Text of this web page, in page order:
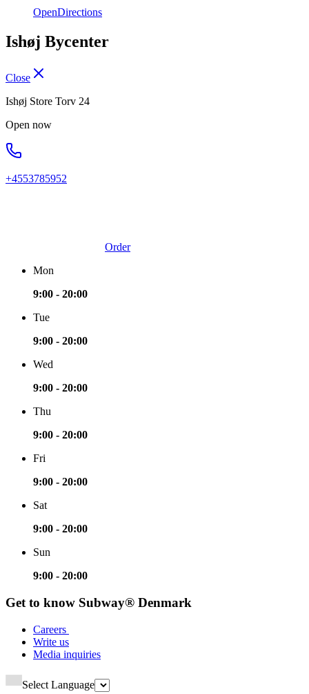
OpenDirections
Ishøj Bycenter
Close
Ishøj Store Torv 24
Open now
+4553785952
Order
Mon
9:00 - 20:00
Tue
9:00 - 20:00
Wed
9:00 - 20:00
Thu
9:00 - 20:00
Fri
9:00 - 20:00
Sat
9:00 - 20:00
Sun
9:00 - 20:00
Get to know Subway® Denmark​​​​‌ ‍ ​‍​‍‌‍ ‌ ​‍‌‍‍‌‌‍‌ ‌‍‍‌‌‍ ‍​‍​‍​ ‍‍​‍​‍‌ ​ ‌‍​‌‌‍ ‍‌‍‍‌‌ ‌​‌ ‍‌​‍ ‍‌‍‍‌‌‍ ​‍​‍​‍ ​​‍​‍‌‍‍​‌ ​‍‌‍‌‌‌‍‌‍​‍​‍​ ‍‍​‍​‍‌‍‍​‌ ‌​‌ ‌​‌ ​​‌ ​ ​ ‍‍​‍ ​‍ ‌‍ ‍‌‍ ‌ ​‍‌‍‌​‌‍‍‌‌‍​ ​‍ ‌‌‍​‍‌‍‍‌‌ ‌​‌‍‌‌‌ ​ ​‍ ‌‌‍‌ ‌ ​‍‌‍ ‌ ‌‌‌ ​​​‍ ‌‌ ​ ‌ ‌​‌ ‌‌‌‍‌​‌‍‍‌‌‍ ​‍ ‍‌ ‌‍‌‍‌‌‌ ​‍‌‍​ ‌‍‌‌‌‍ ​​‍ ‍‌‍​‌‌ ​​‌ ​​​‍ ‌‍‍‌‌‍ ‍‌ ‌​‌‍‌‌‌‍ ‍‌ ‌​​‍ ‌‍‌‌‌‍‌​‌‍‍‌‌ ‌​​‍ ‌‍ ‌‌‍ ‌‍‌​‌‍‌‌​ ‌‌ ​​‌ ​‍‌‍‌‌‌ ​ ‌‍‌‌‌‍ ‍‌ ‌​‌‍​‌‌ ‌​‌‍‍‌‌‍ ‌‍ ‍​ ‍ ‌‍‍‌‌‍‌​​ ‌​ ‌‍​ ​ ‌‍‌​​ ‌‌​ ​ ‌‍​‍​ ​‌​ ​​​‍ ‌​ ​‍​ ​‌​ ‌‌​ ​​​‍ ‌​ ‌​‌‍​ ‌‍​ ​ ​​​‍ ‌​ ‍​‌‍‌‌​ ‍‌​ ​‍​‍ ‌​ ‌ ‌‍‌‌​ ​‍​ ​‌​ ​‍​ ​ ​ ​ ‌‍‌‍‌‍​‍​ ‌‌​ ‍​‌‍​‌​ ‍ ‌ ‌​‌ ‍‌‌ ​​‌‍‌‌​ ‌‌ ‌ ‌‍‌‌‌‍​‍‌ ​ ‌‍‍‌‌ ‌​‌‍‌‌‌​‌‍‌‍ ‌‍ ‌ ‌​‌‍‌‌‌ ​‍​ ‍ ‌ ​​‌‍​‌‌ ‌​‌‍‍​​ ‌‌ ‌​‌‍‍‌‌ ‌​‌‍ ​‌‍‌‌​‍‌‌​ ‌‌‌​​‍‌‌ ‌‍‍ ‌‍‌‌‌ ‍‌​‍‌‌​ ​ ‌​‌​​‍‌‌​ ​ ‌​‌​​‍‌‌​ ​‍​ ​‍‌‍‌‌‌‍ ‍​‍‌‌​ ​‍​ ​‍​‍‌‌​ ‌‌‌​‌​​‍ ‍‌ ‌‍‌‍​‌‌‍ ​‌ ‌‌‌‍‌‌​ ‌‍​‍‌‍​‌‌ ​ ‌‍‌‌‌‌‌‌‌ ​‍‌‍ ​​ ‌‌‍‍​‌ ‌​‌ ‌​‌ ​​‌ ​ ​‍‌‌​ ​ ‌​​‌​‍‌‌​ ​‍‌​‌‍​‍‌‌​ ​‍‌​‌‍‌‍ ‍‌‍ ‌ ​‍‌‍‌​‌‍‍‌‌‍​ ​‍ ‌‌‍​‍‌‍‍‌‌ ‌​‌‍‌‌‌ ​ ​‍ ‌‌‍‌ ‌ ​‍‌‍ ‌ ‌‌‌ ​​​‍ ‌‌ ​ ‌ ‌​‌ ‌‌‌‍‌​‌‍‍‌‌‍ ​‍ ‍‌ ‌‍‌‍‌‌‌ ​‍‌‍​ ‌‍‌‌‌‍ ​​‍ ‍‌‍​‌‌ ​​‌ ​​​‍‌‍‌‍‍‌‌‍‌​​ ‌​ ‌‍​ ​ ‌‍‌​​ ‌‌​ ​ ‌‍​‍​ ​‌​ ​​​‍ ‌​ ​‍​ ​‌​ ‌‌​ ​​​‍ ‌​ ‌​‌‍​ ‌‍​ ​ ​​​‍ ‌​ ‍​‌‍‌‌​ ‍‌​ ​‍​‍ ‌​ ‌ ‌‍‌‌​ ​‍​ ​‌​ ​‍​ ​ ​ ​ ‌‍‌‍‌‍​‍​ ‌‌​ ‍​‌‍​‌​‍‌‍‌ ‌​‌ ‍‌‌ ​​‌‍‌‌​ ‌‌ ‌ ‌‍‌‌‌‍​‍‌ ​ ‌‍‍‌‌ ‌​‌‍‌‌‌​‌‍‌‍ ‌‍ ‌ ‌​‌‍‌‌‌ ​‍​‍‌‍‌ ​​‌‍​‌‌ ‌​‌‍‍​​ ‌‌ ‌​‌‍‍‌‌ ‌​‌‍ ​‌‍‌‌​‍‌‌​ ‌‌‌​​‍‌‌ ‌‍‍ ‌‍‌‌‌ ‍‌​‍‌‌​ ​ ‌​‌​​‍‌‌​ ​ ‌​‌​​‍‌‌​ ​‍​ ​‍‌‍‌‌‌‍ ‍​‍‌‌​ ​‍​ ​‍​‍‌‌​ ‌‌‌​‌​​‍ ‍‌ ‌‍‌‍​‌‌‍ ​‌ ‌‌‌‍‌‌​‍‌‍‌ ​​‌‍‌‌‌ ​‍‌ ​ ‌ ​​‌‍‌‌‌‍​ ‌ ‌​‌‍‍‌‌ ‌‍‌‍‌‌​ ‌‌ ​​‌ ‌‌‌‍​‍‌‍ ​‌‍‍‌‌ ​ ‌‍‍​‌‍‌‌‌‍‌​​‍​‍‌ ‌
Careers ​​​​‌ ‍ ​‍​‍‌‍ ‌ ​‍‌‍‍‌‌‍‌ ‌‍‍‌‌‍ ‍​‍​‍​ ‍‍​‍​‍‌ ​ ‌‍​‌‌‍ ‍‌‍‍‌‌ ‌​‌ ‍‌​‍ ‍‌‍‍‌‌‍ ​‍​‍​‍ ​​‍​‍‌‍‍​‌ ​‍‌‍‌‌‌‍‌‍​‍​‍​ ‍‍​‍​‍‌‍‍​‌ ‌​‌ ‌​‌ ​​‌ ​ ​ ‍‍​‍ ​‍ ‌‍ ‍‌‍ ‌ ​‍‌‍‌​‌‍‍‌‌‍​ ​‍ ‌‌‍​‍‌‍‍‌‌ ‌​‌‍‌‌‌ ​ ​‍ ‌‌‍‌ ‌ ​‍‌‍ ‌ ‌‌‌ ​​​‍ ‌‌ ​ ‌ ‌​‌ ‌‌‌‍‌​‌‍‍‌‌‍ ​‍ ‍‌ ‌‍‌‍‌‌‌ ​‍‌‍​ ‌‍‌‌‌‍ ​​‍ ‍‌‍​‌‌ ​​‌ ​​​‍ ‌‍‍‌‌‍ ‍‌ ‌​‌‍‌‌‌‍ ‍‌ ‌​​‍ ‌‍‌‌‌‍‌​‌‍‍‌‌ ‌​​‍ ‌‍ ‌‌‍ ‌‍‌​‌‍‌‌​ ‌‌ ​​‌ ​‍‌‍‌‌‌ ​ ‌‍‌‌‌‍ ‍‌ ‌​‌‍​‌‌ ‌​‌‍‍‌‌‍ ‌‍ ‍​ ‍ ‌‍‍‌‌‍‌​​ ‌‌‍‌​​ ‍​​ ​​‌‍‌​​ ​‌‌‍‌‍‌‍​‌​ ‌ ​‍ ‌‌‍​‌​ ​‍​ ‍​​ ‍‌​‍ ‌​ ‌​‌‍‌‌​ ​ ​ ​‌​‍ ‌‌‍​‍​ ​‌‌‍‌​​ ‌‍​‍ ‌​ ‌‍​ ‌​​ ‌‍​ ​‍​ ‌‍​ ‌‌​ ‍​​ ‌ ​ ‌‌​ ​‍​ ‌‍​ ‌‌​ ‍ ‌ ‌​‌ ‍‌‌ ​​‌‍‌‌​ ‌‌ ‌ ‌‍‌‌‌‍​‍‌ ​ ‌‍‍‌‌ ‌​‌‍‌‌‌​ ‍‌‍​‌‌ ‌‍‌‍‍‌‌‍‌ ‌‍​‌‌ ‌​‌‍‍‌‌‍ ‌‍ ‍‌​‍‌‌ ‌​‌‍‌‌‌‍ ‌​ ‍ ‌ ​​‌‍​‌‌ ‌​‌‍‍​​ ‌‌‍ ​‌‍​‌‌‍​‍‌‍‌‌‌‍ ​​‍‌‌​ ‌‌‌​​‍‌‌ ‌‍‍ ‌‍‌‌‌ ‍‌​‍‌‌​ ​ ‌​‌​​‍‌‌​ ​ ‌​‌​​‍‌‌​ ​‍​ ​‍‌‍‌‌‌‍ ‍​‍‌‌​ ​‍​ ​‍​‍‌‌​ ‌‌‌​‌​​‍ ‍‌ ‌‍‌‍​‌‌‍ ​‌ ‌‌‌‍‌‌​ ‌‍​‍‌‍​‌‌ ​ ‌‍‌‌‌‌‌‌‌ ​‍‌‍ ​​ ‌‌‍‍​‌ ‌​‌ ‌​‌ ​​‌ ​ ​‍‌‌​ ​ ‌​​‌​‍‌‌​ ​‍‌​‌‍​‍‌‌​ ​‍‌​‌‍‌‍ ‍‌‍ ‌ ​‍‌‍‌​‌‍‍‌‌‍​ ​‍ ‌‌‍​‍‌‍‍‌‌ ‌​‌‍‌‌‌ ​ ​‍ ‌‌‍‌ ‌ ​‍‌‍ ‌ ‌‌‌ ​​​‍ ‌‌ ​ ‌ ‌​‌ ‌‌‌‍‌​‌‍‍‌‌‍ ​‍ ‍‌ ‌‍‌‍‌‌‌ ​‍‌‍​ ‌‍‌‌‌‍ ​​‍ ‍‌‍​‌‌ ​​‌ ​​​‍‌‍‌‍‍‌‌‍‌​​ ‌‌‍‌​​ ‍​​ ​​‌‍‌​​ ​‌‌‍‌‍‌‍​‌​ ‌ ​‍ ‌‌‍​‌​ ​‍​ ‍​​ ‍‌​‍ ‌​ ‌​‌‍‌‌​ ​ ​ ​‌​‍ ‌‌‍​‍​ ​‌‌‍‌​​ ‌‍​‍ ‌​ ‌‍​ ‌​​ ‌‍​ ​‍​ ‌‍​ ‌‌​ ‍​​ ‌ ​ ‌‌​ ​‍​ ‌‍​ ‌‌​‍‌‍‌ ‌​‌ ‍‌‌ ​​‌‍‌‌​ ‌‌ ‌ ‌‍‌‌‌‍​‍‌ ​ ‌‍‍‌‌ ‌​‌‍‌‌‌​ ‍‌‍​‌‌ ‌‍‌‍‍‌‌‍‌ ‌‍​‌‌ ‌​‌‍‍‌‌‍ ‌‍ ‍‌​‍‌‌ ‌​‌‍‌‌‌‍ ‌​‍‌‍‌ ​​‌‍​‌‌ ‌​‌‍‍​​ ‌‌‍ ​‌‍​‌‌‍​‍‌‍‌‌‌‍ ​​‍‌‌​ ‌‌‌​​‍‌‌ ‌‍‍ ‌‍‌‌‌ ‍‌​‍‌‌​ ​ ‌​‌​​‍‌‌​ ​ ‌​‌​​‍‌‌​ ​‍​ ​‍‌‍‌‌‌‍ ‍​‍‌‌​ ​‍​ ​‍​‍‌‌​ ‌‌‌​‌​​‍ ‍‌ ‌‍‌‍​‌‌‍ ​‌ ‌‌‌‍‌‌​‍‌‍‌ ​​‌‍‌‌‌ ​‍‌ ​ ‌ ​​‌‍‌‌‌‍​ ‌ ‌​‌‍‍‌‌ ‌‍‌‍‌‌​ ‌‌ ​​‌ ‌‌‌‍​‍‌‍ ​‌‍‍‌‌ ​ ‌‍‍​‌‍‌‌‌‍‌​​‍​‍‌ ‌
Write us​​​​‌ ‍ ​‍​‍‌‍ ‌ ​‍‌‍‍‌‌‍‌ ‌‍‍‌‌‍ ‍​‍​‍​ ‍‍​‍​‍‌ ​ ‌‍​‌‌‍ ‍‌‍‍‌‌ ‌​‌ ‍‌​‍ ‍‌‍‍‌‌‍ ​‍​‍​‍ ​​‍​‍‌‍‍​‌ ​‍‌‍‌‌‌‍‌‍​‍​‍​ ‍‍​‍​‍‌‍‍​‌ ‌​‌ ‌​‌ ​​‌ ​ ​ ‍‍​‍ ​‍ ‌‍ ‍‌‍ ‌ ​‍‌‍‌​‌‍‍‌‌‍​ ​‍ ‌‌‍​‍‌‍‍‌‌ ‌​‌‍‌‌‌ ​ ​‍ ‌‌‍‌ ‌ ​‍‌‍ ‌ ‌‌‌ ​​​‍ ‌‌ ​ ‌ ‌​‌ ‌‌‌‍‌​‌‍‍‌‌‍ ​‍ ‍‌ ‌‍‌‍‌‌‌ ​‍‌‍​ ‌‍‌‌‌‍ ​​‍ ‍‌‍​‌‌ ​​‌ ​​​‍ ‌‍‍‌‌‍ ‍‌ ‌​‌‍‌‌‌‍ ‍‌ ‌​​‍ ‌‍‌‌‌‍‌​‌‍‍‌‌ ‌​​‍ ‌‍ ‌‌‍ ‌‍‌​‌‍‌‌​ ‌‌ ​​‌ ​‍‌‍‌‌‌ ​ ‌‍‌‌‌‍ ‍‌ ‌​‌‍​‌‌ ‌​‌‍‍‌‌‍ ‌‍ ‍​ ‍ ‌‍‍‌‌‍‌​​ ‌‌‍​‍​ ‌ ​ ​‍‌‍‌‍​ ​​‌‍​‌​ ​‍​ ‌‍​‍ ‌​ ​​‌‍​ ​ ‌ ​ ​‍​‍ ‌​ ‌​‌‍‌​​ ‌ ​ ‌‍​‍ ‌‌‍​‍​ ‌​​ ‌ ‌‍‌‌​‍ ‌​ ​ ​ ‍‌‌‍​‌‌‍‌‍‌‍​‌​ ​‍​ ​‍‌‍​ ‌‍‌‍‌‍‌‍​ ‌‍​ ​‌​ ‍ ‌ ‌​‌ ‍‌‌ ​​‌‍‌‌​ ‌‌ ‌ ‌‍‌‌‌‍​‍‌ ​ ‌‍‍‌‌ ‌​‌‍‌‌‌​ ‍‌‍​‌‌ ‌‍‌‍‍‌‌‍‌ ‌‍​‌‌ ‌​‌‍‍‌‌‍ ‌‍ ‍‌​‍‌‌ ‌​‌‍‌‌‌‍ ‌​ ‍ ‌ ​​‌‍​‌‌ ‌​‌‍‍​​ ‌‌‍ ​‌‍​‌‌‍​‍‌‍‌‌‌‍ ​​‍‌‌​ ‌‌‌​​‍‌‌ ‌‍‍ ‌‍‌‌‌ ‍‌​‍‌‌​ ​ ‌​‌​​‍‌‌​ ​ ‌​‌​​‍‌‌​ ​‍​ ​‍‌‍‌‌‌‍ ‍​‍‌‌​ ​‍​ ​‍​‍‌‌​ ‌‌‌​‌​​‍ ‍‌ ‌‍‌‍​‌‌‍ ​‌ ‌‌‌‍‌‌​ ‌‍​‍‌‍​‌‌ ​ ‌‍‌‌‌‌‌‌‌ ​‍‌‍ ​​ ‌‌‍‍​‌ ‌​‌ ‌​‌ ​​‌ ​ ​‍‌‌​ ​ ‌​​‌​‍‌‌​ ​‍‌​‌‍​‍‌‌​ ​‍‌​‌‍‌‍ ‍‌‍ ‌ ​‍‌‍‌​‌‍‍‌‌‍​ ​‍ ‌‌‍​‍‌‍‍‌‌ ‌​‌‍‌‌‌ ​ ​‍ ‌‌‍‌ ‌ ​‍‌‍ ‌ ‌‌‌ ​​​‍ ‌‌ ​ ‌ ‌​‌ ‌‌‌‍‌​‌‍‍‌‌‍ ​‍ ‍‌ ‌‍‌‍‌‌‌ ​‍‌‍​ ‌‍‌‌‌‍ ​​‍ ‍‌‍​‌‌ ​​‌ ​​​‍‌‍‌‍‍‌‌‍‌​​ ‌‌‍​‍​ ‌ ​ ​‍‌‍‌‍​ ​​‌‍​‌​ ​‍​ ‌‍​‍ ‌​ ​​‌‍​ ​ ‌ ​ ​‍​‍ ‌​ ‌​‌‍‌​​ ‌ ​ ‌‍​‍ ‌‌‍​‍​ ‌​​ ‌ ‌‍‌‌​‍ ‌​ ​ ​ ‍‌‌‍​‌‌‍‌‍‌‍​‌​ ​‍​ ​‍‌‍​ ‌‍‌‍‌‍‌‍​ ‌‍​ ​‌​‍‌‍‌ ‌​‌ ‍‌‌ ​​‌‍‌‌​ ‌‌ ‌ ‌‍‌‌‌‍​‍‌ ​ ‌‍‍‌‌ ‌​‌‍‌‌‌​ ‍‌‍​‌‌ ‌‍‌‍‍‌‌‍‌ ‌‍​‌‌ ‌​‌‍‍‌‌‍ ‌‍ ‍‌​‍‌‌ ‌​‌‍‌‌‌‍ ‌​‍‌‍‌ ​​‌‍​‌‌ ‌​‌‍‍​​ ‌‌‍ ​‌‍​‌‌‍​‍‌‍‌‌‌‍ ​​‍‌‌​ ‌‌‌​​‍‌‌ ‌‍‍ ‌‍‌‌‌ ‍‌​‍‌‌​ ​ ‌​‌​​‍‌‌​ ​ ‌​‌​​‍‌‌​ ​‍​ ​‍‌‍‌‌‌‍ ‍​‍‌‌​ ​‍​ ​‍​‍‌‌​ ‌‌‌​‌​​‍ ‍‌ ‌‍‌‍​‌‌‍ ​‌ ‌‌‌‍‌‌​‍‌‍‌ ​​‌‍‌‌‌ ​‍‌ ​ ‌ ​​‌‍‌‌‌‍​ ‌ ‌​‌‍‍‌‌ ‌‍‌‍‌‌​ ‌‌ ​​‌ ‌‌‌‍​‍‌‍ ​‌‍‍‌‌ ​ ‌‍‍​‌‍‌‌‌‍‌​​‍​‍‌ ‌
Media inquiries​​​​‌ ‍ ​‍​‍‌‍ ‌ ​‍‌‍‍‌‌‍‌ ‌‍‍‌‌‍ ‍​‍​‍​ ‍‍​‍​‍‌ ​ ‌‍​‌‌‍ ‍‌‍‍‌‌ ‌​‌ ‍‌​‍ ‍‌‍‍‌‌‍ ​‍​‍​‍ ​​‍​‍‌‍‍​‌ ​‍‌‍‌‌‌‍‌‍​‍​‍​ ‍‍​‍​‍‌‍‍​‌ ‌​‌ ‌​‌ ​​‌ ​ ​ ‍‍​‍ ​‍ ‌‍ ‍‌‍ ‌ ​‍‌‍‌​‌‍‍‌‌‍​ ​‍ ‌‌‍​‍‌‍‍‌‌ ‌​‌‍‌‌‌ ​ ​‍ ‌‌‍‌ ‌ ​‍‌‍ ‌ ‌‌‌ ​​​‍ ‌‌ ​ ‌ ‌​‌ ‌‌‌‍‌​‌‍‍‌‌‍ ​‍ ‍‌ ‌‍‌‍‌‌‌ ​‍‌‍​ ‌‍‌‌‌‍ ​​‍ ‍‌‍​‌‌ ​​‌ ​​​‍ ‌‍‍‌‌‍ ‍‌ ‌​‌‍‌‌‌‍ ‍‌ ‌​​‍ ‌‍‌‌‌‍‌​‌‍‍‌‌ ‌​​‍ ‌‍ ‌‌‍ ‌‍‌​‌‍‌‌​ ‌‌ ​​‌ ​‍‌‍‌‌‌ ​ ‌‍‌‌‌‍ ‍‌ ‌​‌‍​‌‌ ‌​‌‍‍‌‌‍ ‌‍ ‍​ ‍ ‌‍‍‌‌‍‌​​ ‌​ ‌‍​ ‌​​ ​ ‌‍‌​​ ‍‌​ ‍‌​ ‌‌‌‍‌‍​‍ ‌​ ​​‌‍‌‍‌‍​‌​ ‌‍​‍ ‌​ ‌​‌‍‌‍​ ‌‌​ ‌​​‍ ‌‌‍​‌​ ​ ​ ​‍​ ‌ ​‍ ‌​ ​‍‌‍‌‌‌‍‌‍‌‍​‌​ ​‍​ ​‍​ ​ ​ ‌ ‌‍‌‌​ ​​​ ​​​ ‌ ​ ‍ ‌ ‌​‌ ‍‌‌ ​​‌‍‌‌​ ‌‌ ‌ ‌‍‌‌‌‍​‍‌ ​ ‌‍‍‌‌ ‌​‌‍‌‌‌​ ‍‌‍​‌‌ ‌‍‌‍‍‌‌‍‌ ‌‍​‌‌ ‌​‌‍‍‌‌‍ ‌‍ ‍‌​‍‌‌ ‌​‌‍‌‌‌‍ ‌​ ‍ ‌ ​​‌‍​‌‌ ‌​‌‍‍​​ ‌‌‍ ​‌‍​‌‌‍​‍‌‍‌‌‌‍ ​​‍‌‌​ ‌‌‌​​‍‌‌ ‌‍‍ ‌‍‌‌‌ ‍‌​‍‌‌​ ​ ‌​‌​​‍‌‌​ ​ ‌​‌​​‍‌‌​ ​‍​ ​‍‌‍‌‌‌‍ ‍​‍‌‌​ ​‍​ ​‍​‍‌‌​ ‌‌‌​‌​​‍ ‍‌ ‌‍‌‍​‌‌‍ ​‌ ‌‌‌‍‌‌​ ‌‍​‍‌‍​‌‌ ​ ‌‍‌‌‌‌‌‌‌ ​‍‌‍ ​​ ‌‌‍‍​‌ ‌​‌ ‌​‌ ​​‌ ​ ​‍‌‌​ ​ ‌​​‌​‍‌‌​ ​‍‌​‌‍​‍‌‌​ ​‍‌​‌‍‌‍ ‍‌‍ ‌ ​‍‌‍‌​‌‍‍‌‌‍​ ​‍ ‌‌‍​‍‌‍‍‌‌ ‌​‌‍‌‌‌ ​ ​‍ ‌‌‍‌ ‌ ​‍‌‍ ‌ ‌‌‌ ​​​‍ ‌‌ ​ ‌ ‌​‌ ‌‌‌‍‌​‌‍‍‌‌‍ ​‍ ‍‌ ‌‍‌‍‌‌‌ ​‍‌‍​ ‌‍‌‌‌‍ ​​‍ ‍‌‍​‌‌ ​​‌ ​​​‍‌‍‌‍‍‌‌‍‌​​ ‌​ ‌‍​ ‌​​ ​ ‌‍‌​​ ‍‌​ ‍‌​ ‌‌‌‍‌‍​‍ ‌​ ​​‌‍‌‍‌‍​‌​ ‌‍​‍ ‌​ ‌​‌‍‌‍​ ‌‌​ ‌​​‍ ‌‌‍​‌​ ​ ​ ​‍​ ‌ ​‍ ‌​ ​‍‌‍‌‌‌‍‌‍‌‍​‌​ ​‍​ ​‍​ ​ ​ ‌ ‌‍‌‌​ ​​​ ​​​ ‌ ​‍‌‍‌ ‌​‌ ‍‌‌ ​​‌‍‌‌​ ‌‌ ‌ ‌‍‌‌‌‍​‍‌ ​ ‌‍‍‌‌ ‌​‌‍‌‌‌​ ‍‌‍​‌‌ ‌‍‌‍‍‌‌‍‌ ‌‍​‌‌ ‌​‌‍‍‌‌‍ ‌‍ ‍‌​‍‌‌ ‌​‌‍‌‌‌‍ ‌​‍‌‍‌ ​​‌‍​‌‌ ‌​‌‍‍​​ ‌‌‍ ​‌‍​‌‌‍​‍‌‍‌‌‌‍ ​​‍‌‌​ ‌‌‌​​‍‌‌ ‌‍‍ ‌‍‌‌‌ ‍‌​‍‌‌​ ​ ‌​‌​​‍‌‌​ ​ ‌​‌​​‍‌‌​ ​‍​ ​‍‌‍‌‌‌‍ ‍​‍‌‌​ ​‍​ ​‍​‍‌‌​ ‌‌‌​‌​​‍ ‍‌ ‌‍‌‍​‌‌‍ ​‌ ‌‌‌‍‌‌​‍‌‍‌ ​​‌‍‌‌‌ ​‍‌ ​ ‌ ​​‌‍‌‌‌‍​ ‌ ‌​‌‍‍‌‌ ‌‍‌‍‌‌​ ‌‌ ​​‌ ‌‌‌‍​‍‌‍ ​‌‍‍‌‌ ​ ‌‍‍​‌‍‌‌‌‍‌​​‍​‍‌ ‌
Select Language